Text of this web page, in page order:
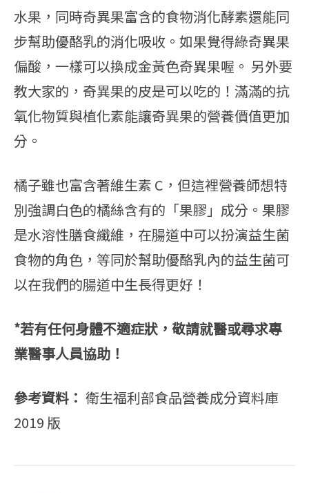
水果，同時奇異果富含的食物消化酵素還能同
步幫助優酪乳的消化吸收。如果覺得綠奇異果
偏酸，一樣可以換成金黃色奇異果喔。 另外要
教大家的，奇異果的皮是可以吃的！滿滿的抗
氧化物質與植化素能讓奇異果的營養價值更加
分。
橘子雖也富含著維生素 C，但這裡營養師想特
別強調白色的橘絲含有的「果膠」成分。果膠
是水溶性膳食纖維，在腸道中可以扮演益生菌
食物的角色，等同於幫助優酪乳內的益生菌可
以在我們的腸道中生長得更好！
*若有任何身體不適症狀，敬請就醫或尋求專
業醫事人員協助！
參考資料： 衛生福利部食品營養成分資料庫
2019 版